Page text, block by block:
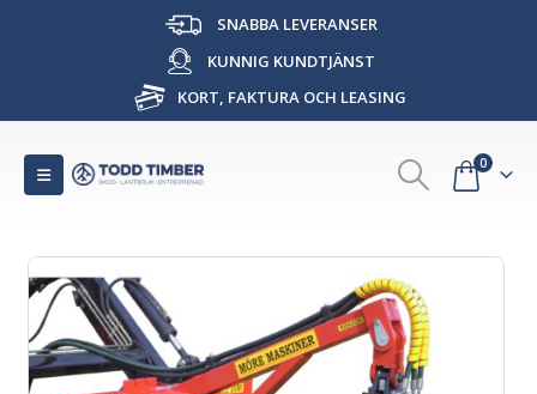
SNABBA LEVERANSER
KUNNIG KUNDTJÄNST
KORT, FAKTURA OCH LEASING
0